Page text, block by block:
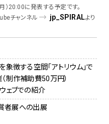
）20:00に発表する予定です。
チャンネル
jp_SPIRALより
象徴する空間「アトリウム」で
制作補助費50万円）
ェブでの紹介
者展への出展